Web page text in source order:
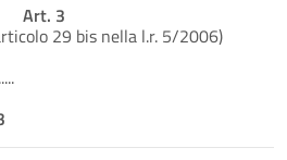
Art. 3
29 bis nella l.r. 5/2006)